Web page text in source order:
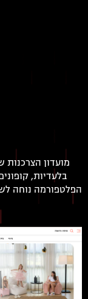
מועדון
בלעדיות,
הפלטפורמה נוחה